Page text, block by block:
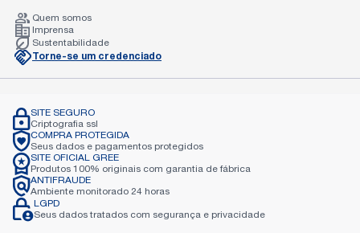
Quem somos
Imprensa
Sustentabilidade
Torne-se um credenciado
SITE SEGURO
Criptografia ssl
COMPRA PROTEGIDA
Seus dados e pagamentos protegidos
SITE OFICIAL GREE
Produtos 100% originais com garantia defábrica
ANTIFRAUDE
Ambiente monitorado 24 horas
LGPD
Seus dados tratados com segurança e privacidade